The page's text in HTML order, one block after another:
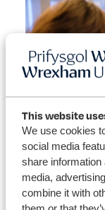
This website
We use cookies
social media
share
media,
combine it with
Gweld ein